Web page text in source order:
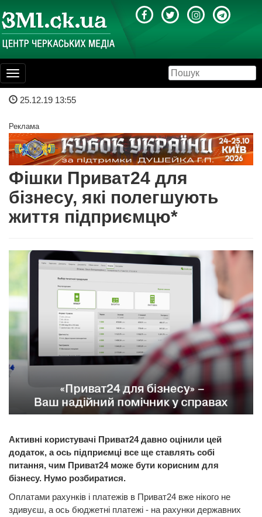
Toggle
navigation
25.12.19 13:55
Реклама
Фішки Приват24 для
бізнесу, які полегшують
життя підприємцю*
Активні користувачі Приват24 давно оцінили цей
додаток, а ось підприємці все ще ставлять собі
питання, чим Приват24 може бути корисним для
бізнесу. Нумо розбиратися.
Оплатами рахунків і платежів в Приват24 вже нікого не
здивуєш, а ось бюджетні платежі - на рахунки державних